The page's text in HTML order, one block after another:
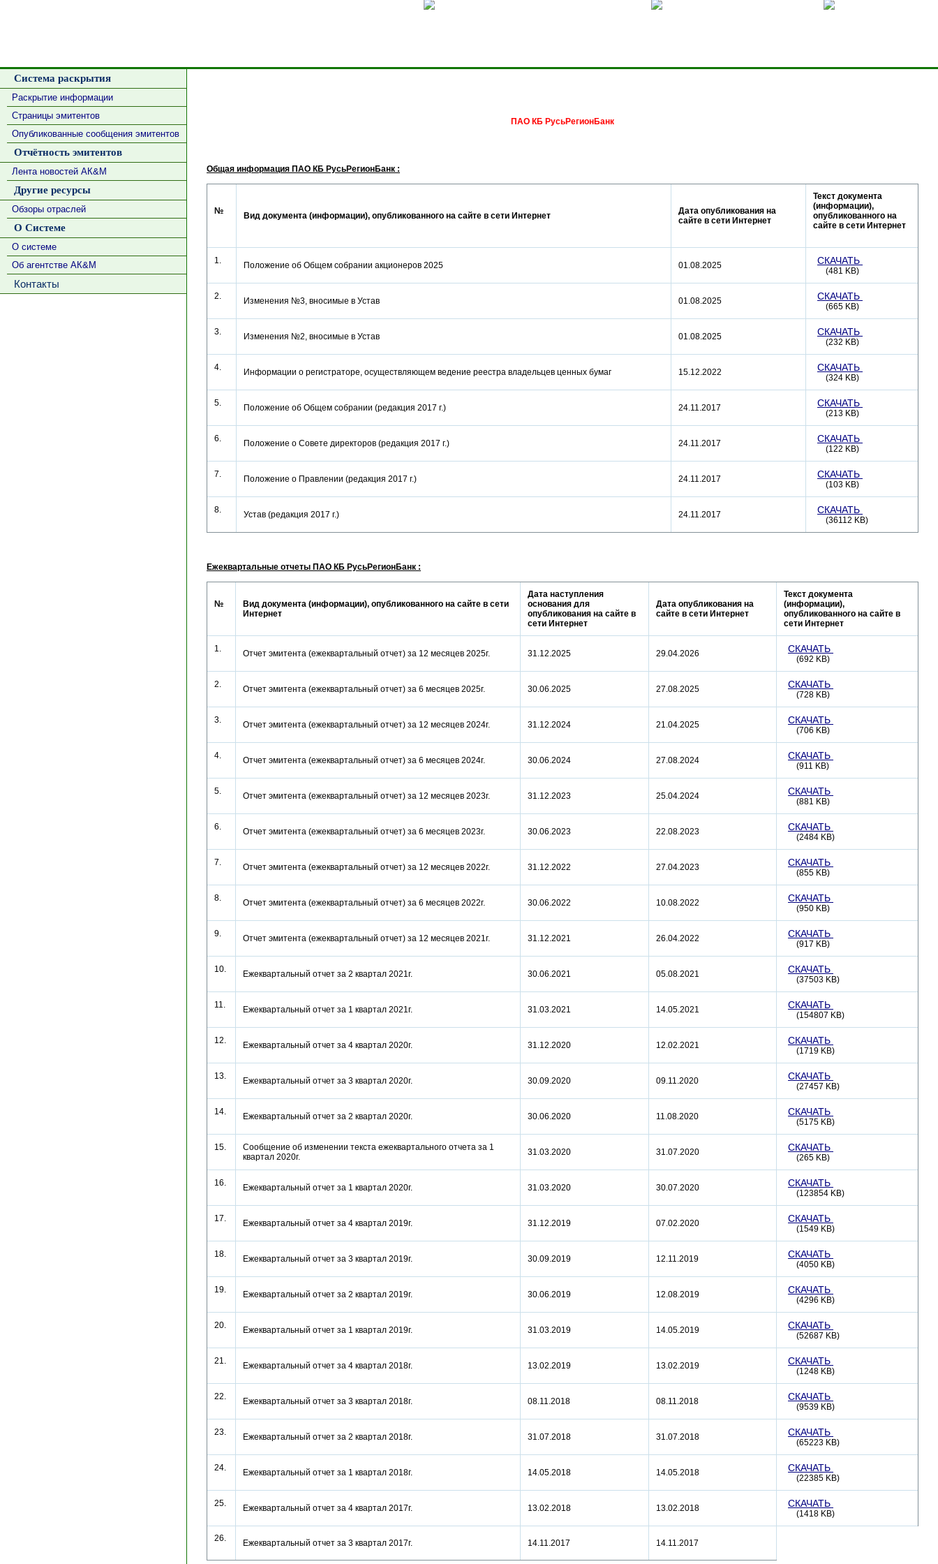
Система раскрытия
Раскрытие информации
Страницы эмитентов
Опубликованные сообщения эмитентов
Отчётность эмитентов
Лента новостей АК&М
Другие ресурсы
Обзоры отраслей
О Системе
О системе
Об агентстве АК&М
Контакты
ПАО КБ РусьРегионБанк
Общая информация ПАО КБ РусьРегионБанк :
№ Вид документа (информации), опубликованного на сайте в сети Интернет
Дата опубликования на
сайте в сети Интернет
Текст документа
(информации),
опубликованного на
сайте в сети Интернет
1. Положение об Общем собрании акционеров 2025 01.08.2025 СКАЧАТЬ
(481 KB)
2. Изменения №3, вносимые в Устав 01.08.2025 СКАЧАТЬ
(665 KB)
3. Изменения №2, вносимые в Устав 01.08.2025 СКАЧАТЬ
(232 KB)
4. Информации о регистраторе, осуществляющем ведение реестра владельцев ценных бумаг 15.12.2022 СКАЧАТЬ
(324 KB)
5. Положение об Общем собрании (редакция 2017 г.) 24.11.2017 СКАЧАТЬ
(213 KB)
6. Положение о Совете директоров (редакция 2017 г.) 24.11.2017 СКАЧАТЬ
(122 KB)
7. Положение о Правлении (редакция 2017 г.) 24.11.2017 СКАЧАТЬ
(103 KB)
8. Устав (редакция 2017 г.) 24.11.2017 СКАЧАТЬ
(36112 KB)
Ежеквартальные отчеты ПАО КБ РусьРегионБанк :
№
Вид документа (информации), опубликованного на сайте в сети
Интернет
Дата наступления
основания для
опубликования на сайте в
сети Интернет
Дата опубликования на
сайте в сети Интернет
Текст документа
(информации),
опубликованного на сайте в
сети Интернет
1. Отчет эмитента (ежеквартальный отчет) за 12 месяцев 2025г. 31.12.2025 29.04.2026 СКАЧАТЬ
(692 KB)
2. Отчет эмитента (ежеквартальный отчет) за 6 месяцев 2025г. 30.06.2025 27.08.2025 СКАЧАТЬ
(728 KB)
3. Отчет эмитента (ежеквартальный отчет) за 12 месяцев 2024г. 31.12.2024 21.04.2025 СКАЧАТЬ
(706 KB)
4. Отчет эмитента (ежеквартальный отчет) за 6 месяцев 2024г. 30.06.2024 27.08.2024 СКАЧАТЬ
(911 KB)
5. Отчет эмитента (ежеквартальный отчет) за 12 месяцев 2023г. 31.12.2023 25.04.2024 СКАЧАТЬ
(881 KB)
6. Отчет эмитента (ежеквартальный отчет) за 6 месяцев 2023г. 30.06.2023 22.08.2023 СКАЧАТЬ
(2484 KB)
7. Отчет эмитента (ежеквартальный отчет) за 12 месяцев 2022г. 31.12.2022 27.04.2023 СКАЧАТЬ
(855 KB)
8. Отчет эмитента (ежеквартальный отчет) за 6 месяцев 2022г. 30.06.2022 10.08.2022 СКАЧАТЬ
(950 KB)
9. Отчет эмитента (ежеквартальный отчет) за 12 месяцев 2021г. 31.12.2021 26.04.2022 СКАЧАТЬ
(917 KB)
10. Ежеквартальный отчет за 2 квартал 2021г. 30.06.2021 05.08.2021 СКАЧАТЬ
(37503 KB)
11. Ежеквартальный отчет за 1 квартал 2021г. 31.03.2021 14.05.2021 СКАЧАТЬ
(154807 KB)
12. Ежеквартальный отчет за 4 квартал 2020г. 31.12.2020 12.02.2021 СКАЧАТЬ
(1719 KB)
13. Ежеквартальный отчет за 3 квартал 2020г. 30.09.2020 09.11.2020 СКАЧАТЬ
(27457 KB)
14. Ежеквартальный отчет за 2 квартал 2020г. 30.06.2020 11.08.2020 СКАЧАТЬ
(5175 KB)
15.
Сообщение об изменении текста ежеквартального отчета за 1
квартал 2020г.
31.03.2020 31.07.2020 СКАЧАТЬ
(265 KB)
16. Ежеквартальный отчет за 1 квартал 2020г. 31.03.2020 30.07.2020 СКАЧАТЬ
(123854 KB)
17. Ежеквартальный отчет за 4 квартал 2019г. 31.12.2019 07.02.2020 СКАЧАТЬ
(1549 KB)
18. Ежеквартальный отчет за 3 квартал 2019г. 30.09.2019 12.11.2019 СКАЧАТЬ
(4050 KB)
19. Ежеквартальный отчет за 2 квартал 2019г. 30.06.2019 12.08.2019 СКАЧАТЬ
(4296 KB)
20. Ежеквартальный отчет за 1 квартал 2019г. 31.03.2019 14.05.2019 СКАЧАТЬ
(52687 KB)
21. Ежеквартальный отчет за 4 квартал 2018г. 13.02.2019 13.02.2019 СКАЧАТЬ
(1248 KB)
22. Ежеквартальный отчет за 3 квартал 2018г. 08.11.2018 08.11.2018 СКАЧАТЬ
(9539 KB)
23. Ежеквартальный отчет за 2 квартал 2018г. 31.07.2018 31.07.2018 СКАЧАТЬ
(65223 KB)
24. Ежеквартальный отчет за 1 квартал 2018г. 14.05.2018 14.05.2018 СКАЧАТЬ
(22385 KB)
25. Ежеквартальный отчет за 4 квартал 2017г. 13.02.2018 13.02.2018 СКАЧАТЬ
(1418 KB)
26. Ежеквартальный отчет за 3 квартал 2017г. 14.11.2017 14.11.2017